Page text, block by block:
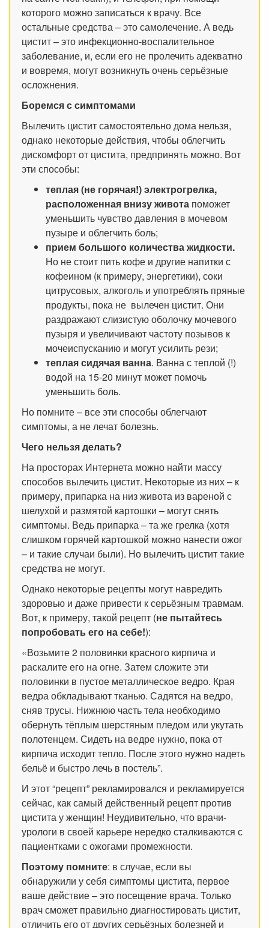
которого можно записаться к врачу. Все
остальные средства – это самолечение. А ведь
цистит – это инфекционно-воспалительное
заболевание, и, если его не пролечить адекватно
и вовремя, могут возникнуть очень серьёзные
осложнения.
Боремся с симптомами
Вылечить цистит самостоятельно дома нельзя,
однако некоторые действия, чтобы облегчить
дискомфорт от цистита, предпринять можно. Вот
эти способы:
теплая (не горячая!) электрогрелка,
расположенная внизу живота поможет
уменьшить чувство давления в мочевом
пузыре и облегчить боль;
прием большого количества жидкости.
Но не стоит пить кофе и другие напитки с
кофеином (к примеру, энергетики), соки
цитрусовых, алкоголь и употреблять пряные
продукты, пока не вылечен цистит. Они
раздражают слизистую оболочку мочевого
пузыря и увеличивают частоту позывов к
мочеиспусканию и могут усилить рези;
теплая сидячая ванна. Ванна с теплой (!)
водой на 15-20 минут может помочь
уменьшить боль.
Но помните – все эти способы облегчают
симптомы, а не лечат болезнь.
Чего нельзя делать?
На просторах Интернета можно найти массу
способов вылечить цистит. Некоторые из них – к
примеру, припарка на низ живота из вареной с
шелухой и размятой картошки – могут снять
симптомы. Ведь припарка – та же грелка (хотя
слишком горячей картошкой можно нанести ожог
– и такие случаи были). Но вылечить цистит такие
средства не могут.
Однако некоторые рецепты могут навредить
здоровью и даже привести к серьёзным травмам.
Вот, к примеру, такой рецепт (не пытайтесь
попробовать его на себе!):
«Возьмите 2 половинки красного кирпича и
раскалите его на огне. Затем сложите эти
половинки в пустое металлическое ведро. Края
ведра обкладывают тканью. Садятся на ведро,
сняв трусы. Нижнюю часть тела необходимо
обернуть тёплым шерстяным пледом или укутать
полотенцем. Сидеть на ведре нужно, пока от
кирпича исходит тепло. После этого нужно надеть
бельё и быстро лечь в постель”.
И этот “рецепт” рекламировался и рекламируется
сейчас, как самый действенный рецепт против
цистита у женщин! Неудивительно, что врачи-
урологи в своей карьере нередко сталкиваются с
пациентками с ожогами промежности.
Поэтому помните: в случае, если вы
обнаружили у себя симптомы цистита, первое
ваше действие – это посещение врача. Только
врач сможет правильно диагностировать цистит,
отличить его от других серьёзных болезней и